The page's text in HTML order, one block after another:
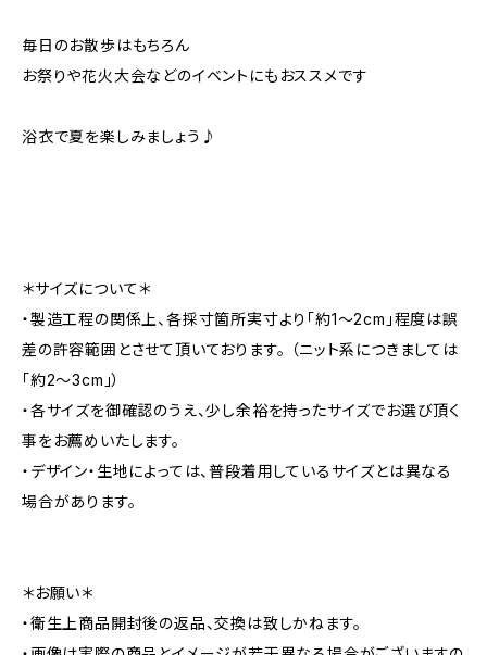
毎日のお散歩はもちろん
お祭りや花火大会などのイベントにもおススメです
浴衣で夏を楽しみましょう♪
＊サイズについて＊
・製造工程の関係上、各採寸箇所実寸より「約1～2cm」程度は誤
差の許容範囲とさせて頂いております。 （ニット系につきましては
「約2～3cm」）
・各サイズを御確認のうえ、少し余裕を持ったサイズでお選び頂く
事をお薦めいたします。
・デザイン・生地によっては、普段着用しているサイズとは異なる
場合があります。
＊お願い＊
・衛生上商品開封後の返品、交換は致しかねます。